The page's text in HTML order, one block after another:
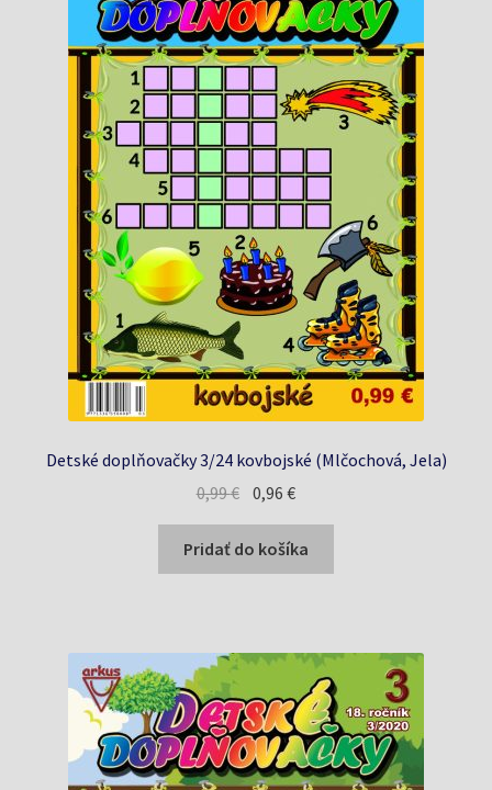
Detské doplňovačky 3/24 kovbojské (Mlčochová, Jela)
0,99€ Pôvodná
cena
bola:
0,99 €.
0,96€Aktuálna
cena
je:
0,96 €.
Pridať do košíka